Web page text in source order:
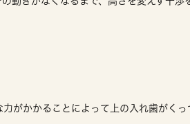
がかかることによって上の入れ歯がくっ